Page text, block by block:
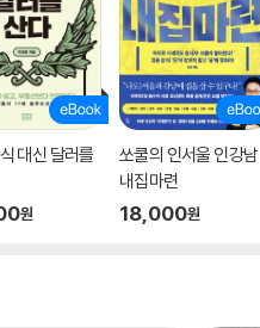
대신 달러를
원
쏘쿨의 인서울 인강남
내집마련
18,000원